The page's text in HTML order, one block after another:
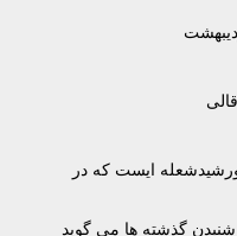
ايست كه در
گذشته ها می گوید